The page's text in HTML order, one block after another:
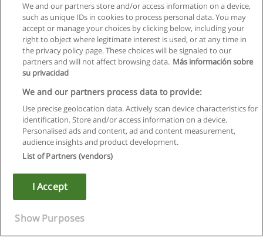
Regras de uso
Privacidade de dados
Copyright © Educaedu Business S.L. - CIF : B-95610580: -
We and our partners store and/or access information on a device,
such as unique IDs in cookies to process personal data. You may
accept or manage your choices by clicking below, including your
right to object where legitimate interest is used, or at any time in
the privacy policy page. These choices will be signaled to our
partners and will not affect browsing data. Más información sobre
su privacidad
We and our partners process data to provide:
Use precise geolocation data. Actively scan device characteristics for
identification. Store and/or access information on a device.
Personalised ads and content, ad and content measurement,
audience insights and product development.
List of Partners (vendors)
I Accept
Show Purposes